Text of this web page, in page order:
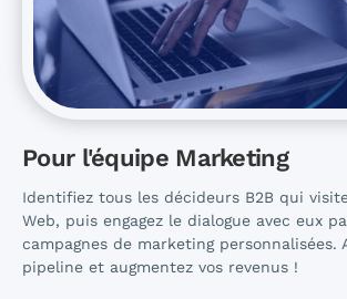
Pour l'équipe Marketing
Identifiez tous les décideurs B2B qui
Web, puis engagez le dialogue avec eux
campagnes de marketing personnalisées.
pipeline et augmentez vos revenus !